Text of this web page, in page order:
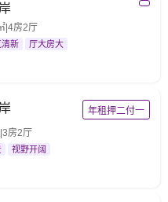
|4房2厅
清新 厅大房大
年租押二付一
房2厅
视野开阔